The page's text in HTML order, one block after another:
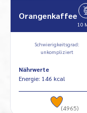
Orangenkaffee
10
Schwierigkeitsgrad:
unkompliziert
Nährwerte
Energie: 146 kcal
(4965)